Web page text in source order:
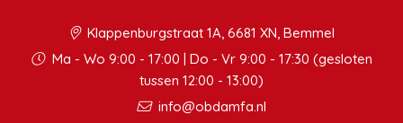
Klappenburgstraat 1A, 6681 XN, Bemmel
Ma - Wo 9:00 - 17:00 | Do - Vr 9:00 - 17:30 (gesloten
tussen 12:00 - 13:00)
info@obdamfa.nl